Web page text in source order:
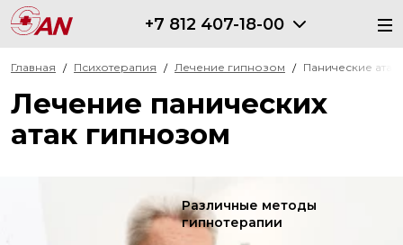
+7 812 407-18-00
Главная Психотерапия Лечение гипнозом Панические
Лечение панических
атак гипнозом
Различные методы
гипнотерапии